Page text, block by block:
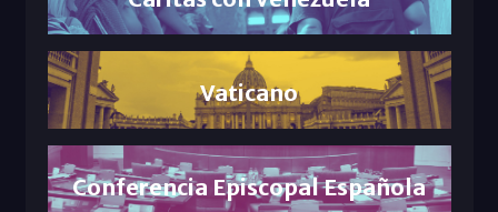
Vaticano
Conferencia Episcopal Española